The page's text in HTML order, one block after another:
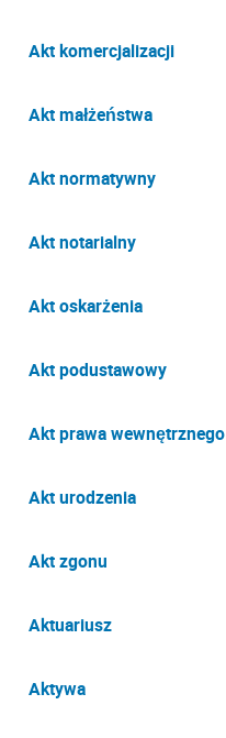
Akt komercjalizacji
Akt małżeństwa
Akt normatywny
Akt notarialny
Akt oskarżenia
Akt podustawowy
Akt prawa wewnętrznego
Akt urodzenia
Akt zgonu
Aktuariusz
Aktywa